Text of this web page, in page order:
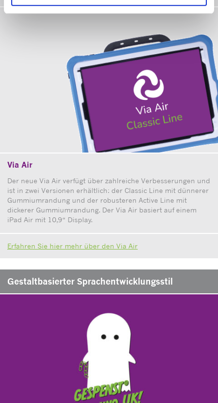
Via Air
Der neue Via Air verfügt über zahlreiche Verbesserungen und
ist in zwei Versionen erhältlich: der Classic Line mit dünnerer
Gummiumrandung und der robusteren Active Line mit
dickerer Gummiumrandung. Der Via Air basiert auf einem
iPad Air mit 10,9“ Display.
Erfahren Sie hier mehr über den Via Air
Gestaltbasierter Sprachentwicklungsstil